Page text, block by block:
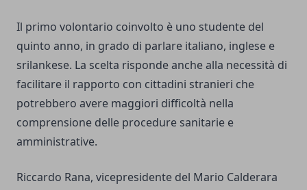
Il primo volontario coinvolto è uno studente del
quinto anno, in grado di parlare italiano, inglese e
srilankese. La scelta risponde anche alla necessità di
facilitare il rapporto con cittadini stranieri che
potrebbero avere maggiori difficoltà nella
comprensione delle procedure sanitarie e
amministrative.
Riccardo Rana, vicepresidente del Mario Calderara